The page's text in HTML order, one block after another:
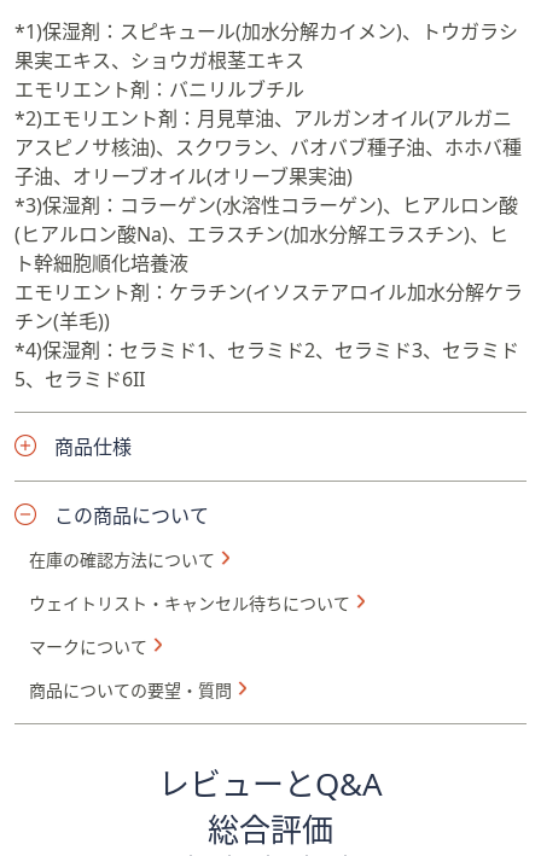
*1)保湿剤：スピキュール(加水分解カイメン)、トウガラシ
果実エキス、ショウガ根茎エキス
エモリエント剤：バニリルブチル
*2)エモリエント剤：月見草油、アルガンオイル(アルガニ
アスピノサ核油)、スクワラン、バオバブ種子油、ホホバ種
子油、オリーブオイル(オリーブ果実油)
*3)保湿剤：コラーゲン(水溶性コラーゲン)、ヒアルロン酸
(ヒアルロン酸Na)、エラスチン(加水分解エラスチン)、ヒ
ト幹細胞順化培養液
エモリエント剤：ケラチン(イソステアロイル加水分解ケラ
チン(羊毛))
*4)保湿剤：セラミド1、セラミド2、セラミド3、セラミド
5、セラミド6II
商品仕様
この商品について
在庫の確認方法について
ウェイトリスト・キャンセル待ちについて
マークについて
商品についての要望・質問
レビューとQ&A
総合評価